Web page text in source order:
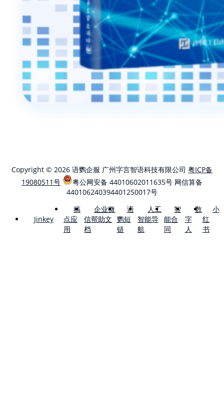
Copyright © 2026 语鹦企服 广州字言智语科技有限公司 粤ICP备
19080511号
粤公网安备 44010602011635号 网信算备
440106240394401250017号
Jinkey
稿
点应
用
企业微
信帮助文
档
语
鹦短
链
人工
智能导
航
智
能合
同
数
字
人
小
红
书